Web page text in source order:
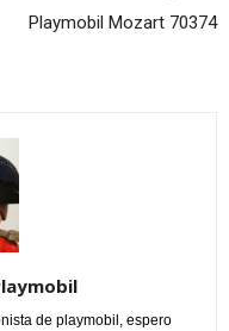
Playmobil Mozart 70374
de playmobil, espero